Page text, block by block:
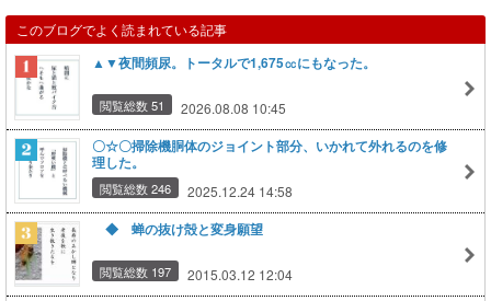
このブログでよく読まれている記事
▲▼夜間頻尿。トータルで1,675㏄にもなった。
閲覧総数 51 2026.08.08 10:45
〇☆〇掃除機胴体のジョイント部分、いかれて外れるのを修
理した。
閲覧総数 246 2025.12.24 14:58
◆ 蝉の抜け殻と変身願望
閲覧総数 197 2015.03.12 12:04